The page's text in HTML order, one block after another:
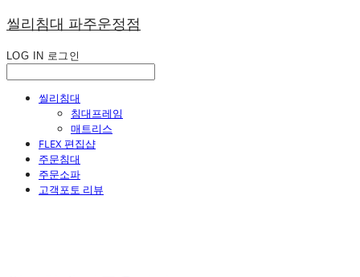
씰리침대 파주운정점
LOG IN 로그인
씰리침대
침대프레임
매트리스
FLEX 편집샵
주문침대
주문소파
고객포토 리뷰